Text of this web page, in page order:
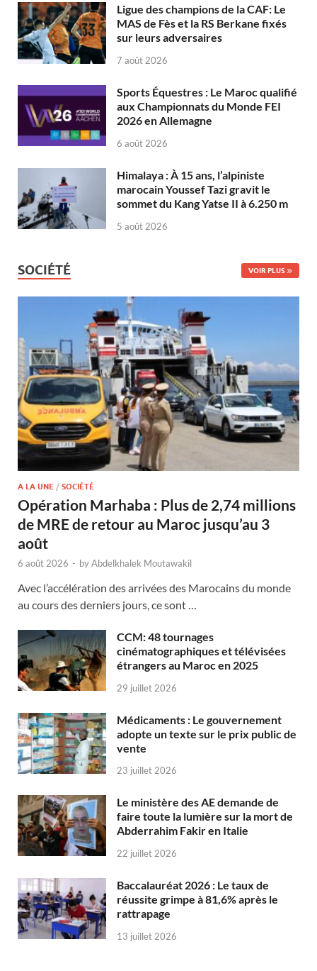
Ligue des champions de la CAF: Le
MAS de Fès et la RS Berkane fixés
sur leurs adversaires
7 août 2026
Sports Équestres : Le Maroc qualifié
aux Championnats du Monde FEI
2026 en Allemagne
6 août 2026
Himalaya : À 15 ans, l’alpiniste
marocain Youssef Tazi gravit le
sommet du Kang Yatse II à 6.250 m
5 août 2026
SOCIÉTÉ VOIR PLUS
A LA UNE / SOCIÉTÉ
Opération Marhaba : Plus de 2,74 millions
de MRE de retour au Maroc jusqu’au 3
août
6 août 2026 - byAbdelkhalek Moutawakil
Avec l’accélération des arrivées des Marocains du monde
au cours des derniers jours, ce sont …
CCM: 48 tournages
cinématographiques et télévisées
étrangers au Maroc en 2025
29 juillet 2026
Médicaments : Le gouvernement
adopte un texte sur le prix public de
vente
23 juillet 2026
Le ministère des AE demande de
faire toute la lumière sur la mort de
Abderrahim Fakir en Italie
22 juillet 2026
Baccalauréat 2026 : Le taux de
réussite grimpe à 81,6% après le
rattrapage
13 juillet 2026